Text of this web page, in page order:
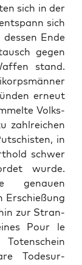
sich in der
sich
Ende
gegen
stand.
erneut
Volks­
zahlre­ichen
in
schw­er
wurde.
genauen
Erschießung
zur Stran­
Pour le
Todesur­